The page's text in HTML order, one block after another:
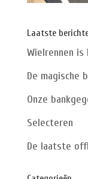
Laatste
Wielrennen is
De magische
Onze
Selecteren
De laatste